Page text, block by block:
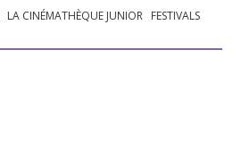
LA CINÉMATHÈQUE JUNIOR FESTIVALS